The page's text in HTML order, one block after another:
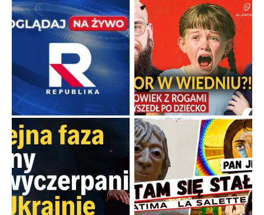
Familijny spór o biskupie sakry
Rodzinna polemika wokół sakr w Écône....
Popularne